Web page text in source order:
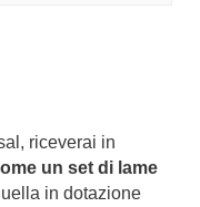
riceverai in
un set di lame
in dotazione